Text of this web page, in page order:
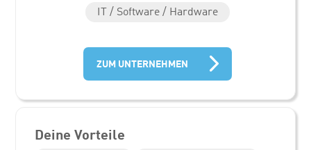
IT / Software / Hardware
ZUM UNTERNEHMEN
Deine Vorteile